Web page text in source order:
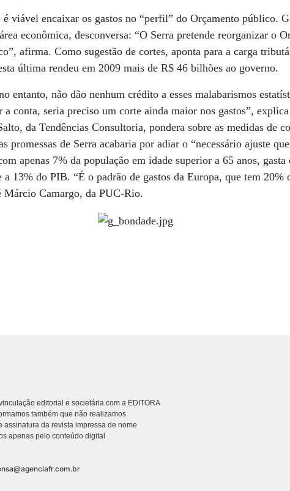
viável encaixar os gastos no “perfil” do Orçamento público.
econômica, desconversa: “O Serra pretende reorganizar o
afirma. Como sugestão de cortes, aponta para a carga
última rendeu em 2009 mais de R$ 46 bilhões ao governo.
entanto, não dão nenhum crédito a esses malabarismos
a conta, seria preciso um corte ainda maior nos gastos”,
da Tendências Consultoria, pondera sobre as medidas de
promessas de Serra acabaria por adiar o “necessário ajuste
apenas 7% da população em idade superior a 65 anos, gasta
a 13% do PIB. “É o padrão de gastos da Europa, que tem 20%
Márcio Camargo, da PUC-Rio.
editorial e societária com a EDITORA
também que não realizamos
da revista impressa de nome
apenas pelo conteúdo digital